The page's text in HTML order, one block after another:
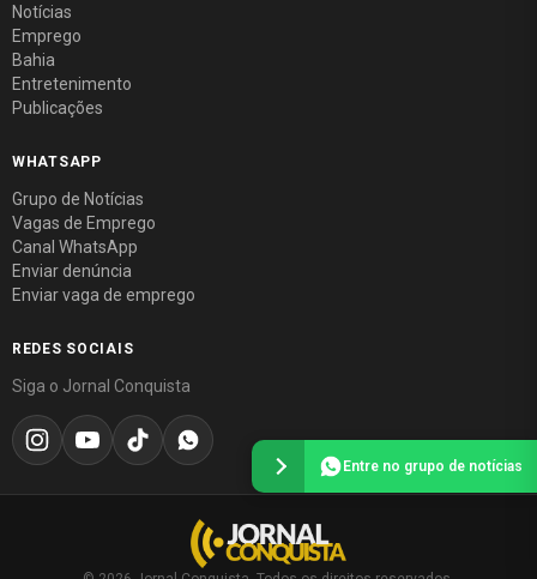
Notícias
Emprego
Bahia
Entretenimento
Publicações
WHATSAPP
Grupo de Notícias
Vagas de Emprego
Canal WhatsApp
Enviar denúncia
Enviar vaga de emprego
REDES SOCIAIS
Siga o Jornal Conquista
Entre no grupo de notícias